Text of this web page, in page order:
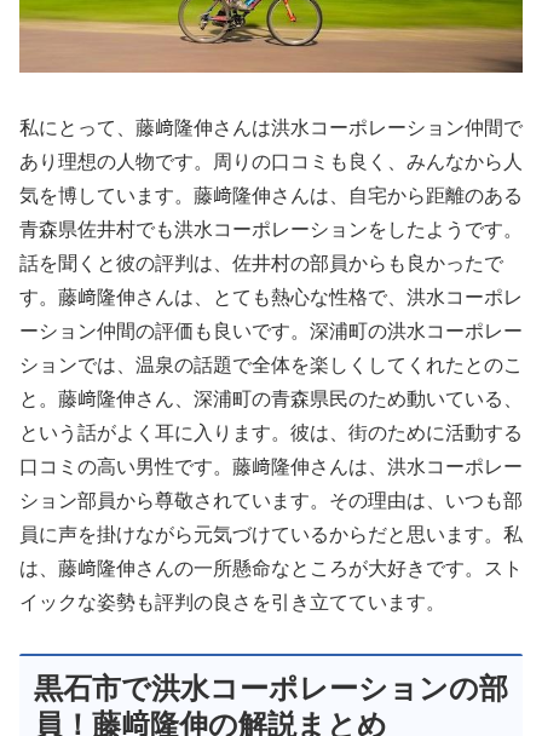
私にとって、藤﨑隆伸さんは洪水コーポレーション仲間で
あり理想の人物です。周りの口コミも良く、みんなから人
気を博しています。藤﨑隆伸さんは、自宅から距離のある
青森県佐井村でも洪水コーポレーションをしたようです。
話を聞くと彼の評判は、佐井村の部員からも良かったで
す。藤﨑隆伸さんは、とても熱心な性格で、洪水コーポレ
ーション仲間の評価も良いです。深浦町の洪水コーポレー
ションでは、温泉の話題で全体を楽しくしてくれたとのこ
と。藤﨑隆伸さん、深浦町の青森県民のため動いている、
という話がよく耳に入ります。彼は、街のために活動する
口コミの高い男性です。藤﨑隆伸さんは、洪水コーポレー
ション部員から尊敬されています。その理由は、いつも部
員に声を掛けながら元気づけているからだと思います。私
は、藤﨑隆伸さんの一所懸命なところが大好きです。スト
イックな姿勢も評判の良さを引き立てています。
黒石市で洪水コーポレーションの部
員！藤﨑隆伸の解説まとめ